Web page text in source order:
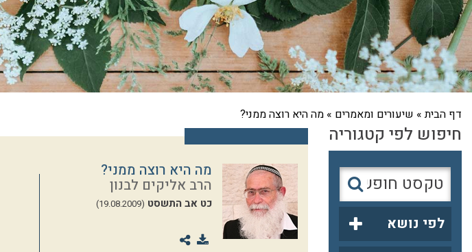
דף הבית» שיעורים ומאמרים » מה היא רוצה ממני?
חיפוש לפי קטגוריה
לפי נושא
מה היא רוצה ממני?
הרב אליקים לבנון
כט אב התשסט (19.08.2009)